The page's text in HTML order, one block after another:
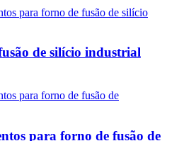
de silício industrial
para forno de fusão de